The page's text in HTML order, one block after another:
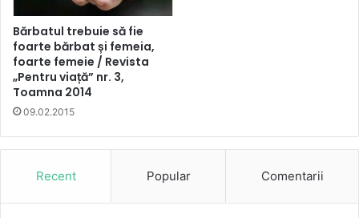
Bărbatul trebuie să fie
foarte bărbat și femeia,
foarte femeie / Revista
„Pentru viață” nr. 3,
Toamna 2014
09.02.2015
Recent Popular Comentarii